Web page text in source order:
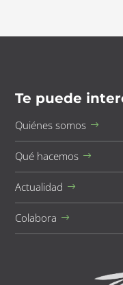
Te puede
Quiénes somos
Qué hacemos
Actualidad
Colabora